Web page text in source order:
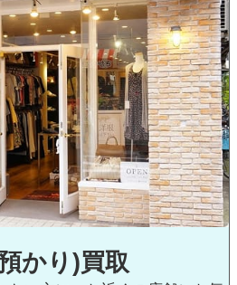
かり)買取